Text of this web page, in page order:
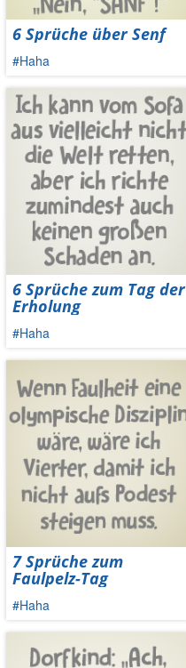
6 Sprüche über Senf
#Haha
6 Sprüche zum Tag der
Erholung
#Haha
7 Sprüche zum
Faulpelz-Tag
#Haha